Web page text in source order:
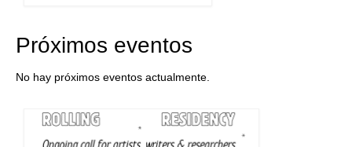
Próximos eventos
No hay próximos eventos actualmente.